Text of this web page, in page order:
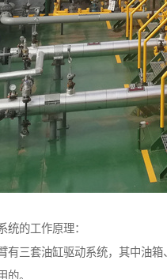
统的工作原理：
有三套油缸驱动系统，其中油箱
的。